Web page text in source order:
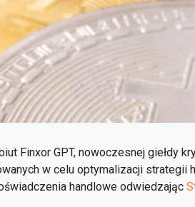
Finxor GPT, nowoczesnej giełdy
w celu optymalizacji strategii
handlowe odwiedzając